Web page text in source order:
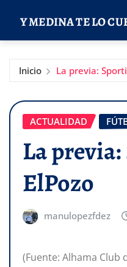
Y MEDINA TE LO
Inicio La previa:
ACTUALIDAD
La
ElPozo
manulopezfdez
(Fuente: Alhama Club